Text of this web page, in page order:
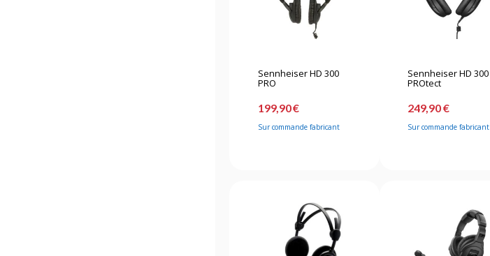
Sennheiser HD 300
PRO
199,90 €
Sur commande fabricant
Sennheiser HD 300
PROtect
249,90 €
Sur commande fabricant